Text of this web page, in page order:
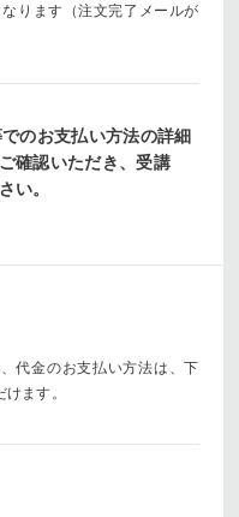
ります（注文完了メールが
のお支払い方法の詳細
確認いただき、受講
い。
代金のお支払い方法は、下
ます。